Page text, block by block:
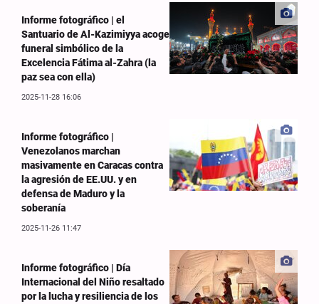
Informe fotográfico | el
Santuario de Al-Kazimiyya acoge
funeral simbólico de la
Excelencia Fátima al-Zahra (la
paz sea con ella)
2025-11-28 16:06
Informe fotográfico |
Venezolanos marchan
masivamente en Caracas contra
la agresión de EE.UU. y en
defensa de Maduro y la
soberanía
2025-11-26 11:47
Informe fotográfico | Día
Internacional del Niño resaltado
por la lucha y resiliencia de los